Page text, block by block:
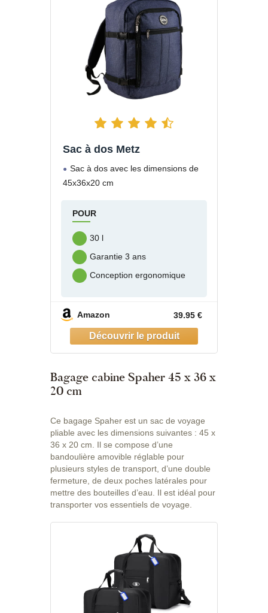
Sac à dos Metz
Sac à dos avec les dimensions de
45x36x20 cm
POUR
30 l
Garantie 3 ans
Conception ergonomique
Amazon 39.95 €
Bagage cabine Spaher 45 x 36 x
20 cm
Ce bagage Spaher est un sac de voyage
pliable avec les dimensions suivantes : 45 x
36 x 20 cm. Il se compose d’une
bandoulière amovible réglable pour
plusieurs styles de transport, d’une double
fermeture, de deux poches latérales pour
mettre des bouteilles d’eau. Il est idéal pour
transporter vos essentiels de voyage.